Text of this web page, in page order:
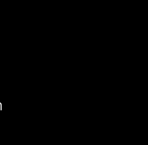
y vivo,
proceso de
cuidadoso en